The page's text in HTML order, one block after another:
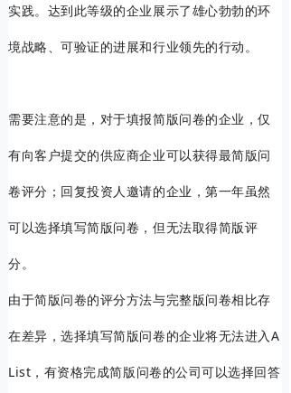
实践。达到此等级的企业展示了雄心勃勃的环
境战略、可验证的进展和行业领先的行动。
需要注意的是，对于填报简版问卷的企业，仅
有向客户提交的供应商企业可以获得最简版问
卷评分；回复投资人邀请的企业，第一年虽然
可以选择填写简版问卷，但无法取得简版评
分。
由于简版问卷的评分方法与完整版问卷相比存
在差异，选择填写简版问卷的企业将无法进入A
List，有资格完成简版问卷的公司可以选择回答